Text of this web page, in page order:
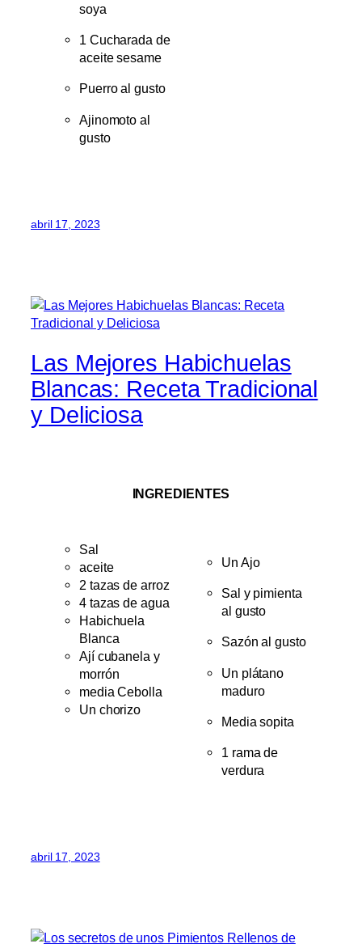
soya
1 Cucharada de
aceite sesame
Puerro al gusto
Ajinomoto al
gusto
abril 17, 2023
Las Mejores Habichuelas
Blancas: Receta Tradicional
y Deliciosa
INGREDIENTES
Sal
aceite
2 tazas de arroz
4 tazas de agua
Habichuela
Blanca
Ají cubanela y
morrón
media Cebolla
Un chorizo
Un Ajo
Sal y pimienta
al gusto
Sazón al gusto
Un plátano
maduro
Media sopita
1 rama de
verdura
abril 17, 2023